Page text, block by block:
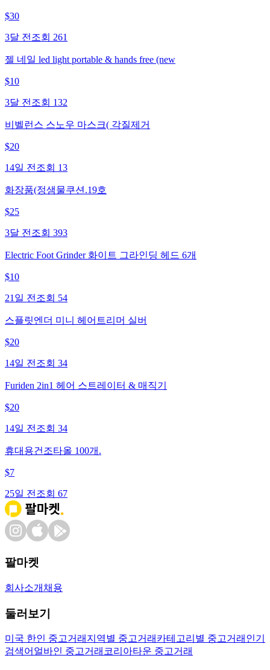
$30
3달 전 조회 261
젤 네일 led light portable & hands free (new
$10
3달 전 조회 132
비벨런스 스노우 마스크( 각질제거
$20
14일 전 조회 13
화장품(정샘물쿠션.19호
$25
3달 전 조회 393
Electric Foot Grinder 화이트 그라인딩 헤드 6개
$10
21일 전 조회 54
스플릿엔더 미니 헤어트리머 실버
$20
14일 전 조회 34
Furiden 2in1 헤어 스트레이터 & 매직기
$20
14일 전 조회 34
휴대용건조타올 100개.
$7
25일 전 조회 67
팔마켓
회사소개 채용
둘러보기
미국 한인 중고거래 지역별 중고거래 카테고리별 중고거래 인기
검색어 얼바인 중고거래 코리아타운 중고거래